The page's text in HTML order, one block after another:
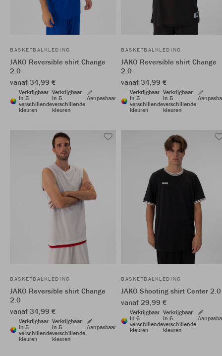
BASKETBALKLEDING
JAKO Reversible shirt Change
2.0
vanaf 34,99 €
Verkrijgbaar
in 5
verschillende
kleuren
Verkrijgbaar
in 5
verschillende
kleuren
Aanpasbaar
BASKETBALKLEDING
JAKO Reversible shirt Change
2.0
vanaf 34,99 €
Verkrijgbaar
in 5
verschillende
kleuren
Verkrijgbaar
in 5
verschillende
kleuren
BASKETBALKLEDING
JAKO Reversible shirt Change
2.0
vanaf 34,99 €
Verkrijgbaar
in 5
verschillende
kleuren
Verkrijgbaar
in 5
verschillende
kleuren
Aanpasbaar
BASKETBALKLEDING
JAKO Shooting shirt Center 2.0
vanaf 29,99 €
Verkrijgbaar
in 6
verschillende
kleuren
Verkrijgbaar
in 6
verschillende
kleuren